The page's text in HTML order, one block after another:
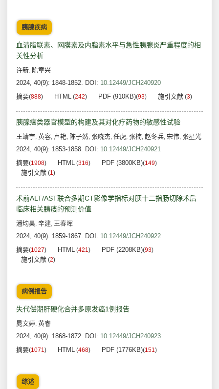
胰腺疾病
血清脂联素、网膜素及内脂素水平与急性胰腺炎严重程度的相
关性分析
许新, 陈章兴
2024, 40(9): 1848-1852. DOI: 10.12449/JCH240920
摘要(888) HTML (242) PDF (910KB)(93) 施引文献 (3)
胰腺癌类器官模型的构建及其对化疗药物的敏感性试验
王靖宇, 黄容, 卢艳, 陈子然, 张晓杰, 任虎, 张楠, 赵冬兵, 宋伟, 张星光
2024, 40(9): 1853-1858. DOI: 10.12449/JCH240921
摘要(1908) HTML (316) PDF (3800KB)(149)
施引文献 (1)
术前ALT/AST联合多期CT影像学指标对胰十二指肠切除术后
临床相关胰瘘的预测价值
潘均昊, 辛建, 王春晖
2024, 40(9): 1859-1867. DOI: 10.12449/JCH240922
摘要(1027) HTML (421) PDF (2208KB)(93)
施引文献 (2)
病例报告
失代偿期肝硬化合并多原发癌1例报告
晁文婷, 黄睿
2024, 40(9): 1868-1872. DOI: 10.12449/JCH240923
摘要(1071) HTML (468) PDF (1776KB)(151)
综述